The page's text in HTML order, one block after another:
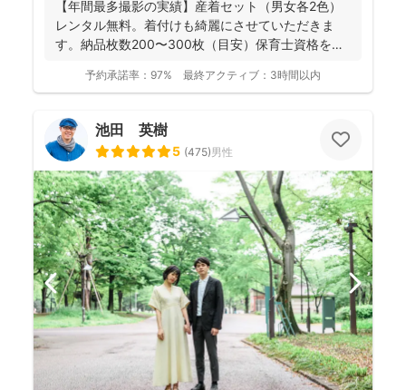
【年間最多撮影の実績】産着セット（男女各2色）
レンタル無料。着付けも綺麗にさせていただきま
す。納品枚数200〜300枚（目安）保育士資格を持
予約承諾率： 97% 最終アクティブ： 3時間以内
池田 英樹
5 (475)男性